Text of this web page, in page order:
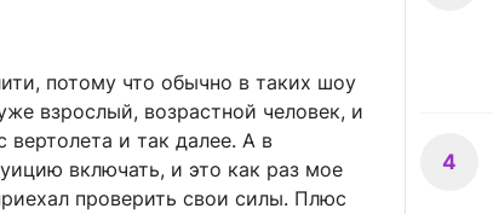
потому что обычно в таких шоу
взрослый, возрастной человек, и
вертолета и так далее. А в
включать, и это как раз мое
проверить свои силы. Плюс
4